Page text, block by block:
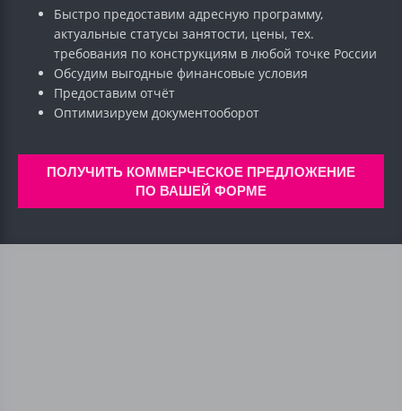
Быстро предоставим адресную программу,
актуальные статусы занятости, цены, тех.
требования по конструкциям в любой точке России
Обсудим выгодные финансовые условия
Предоставим отчёт
Оптимизируем документооборот
ПОЛУЧИТЬ КОММЕРЧЕСКОЕ ПРЕДЛОЖЕНИЕ
ПО ВАШЕЙ ФОРМЕ